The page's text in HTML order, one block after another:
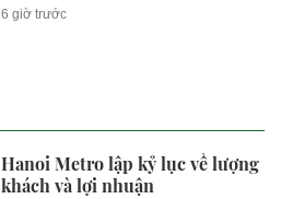
6 giờ trước
Hanoi Metro lập kỷ lục về lượng
khách và lợi nhuận